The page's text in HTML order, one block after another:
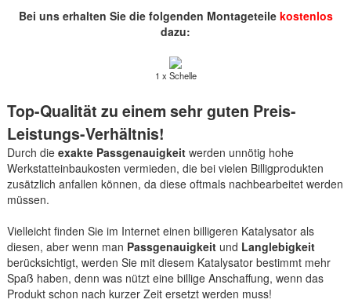
Bei uns erhalten Sie die folgenden Montageteile kostenlos
dazu:
1 x Schelle
Top-Qualität zu einem sehr guten Preis-
Leistungs-Verhältnis!
Durch dieexakte Passgenauigkeitwerden unnötig hohe
Werkstatteinbaukosten vermieden, die bei vielen Billigprodukten
zusätzlich anfallen können, da diese oftmals nachbearbeitet werden
müssen.
Vielleicht finden Sie im Internet einen billigeren Katalysator als
diesen, aber wenn man Passgenauigkeit und Langlebigkeit
berücksichtigt, werden Sie mit diesem Katalysator bestimmt mehr
Spaß haben, denn was nützt eine billige Anschaffung, wenn das
Produkt schon nach kurzer Zeit ersetzt werden muss!